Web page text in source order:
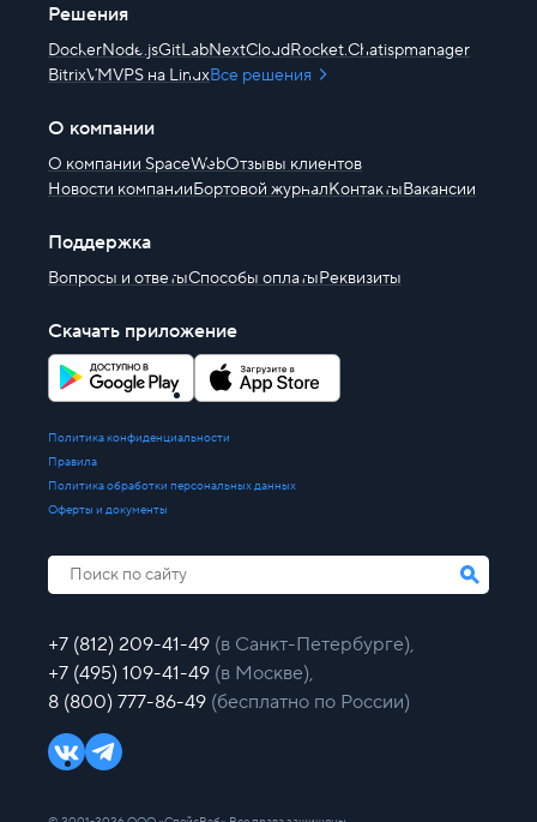
Решения
DockerNode.jsGitLabNextCloudRocket.Chatispmanager
BitrixVMVPS на LinuxВсе решения
О компании
О компании SpaceWebОтзывы клиентов
Новости компанииБортовой журналКонтактыВакансии
Поддержка
Вопросы и ответыСпособы оплатыРеквизиты
Скачать приложение
Политика конфиденциальности
Правила
Политика обработки персональных данных
Оферты и документы
+7 (812) 209-41-49 (в Санкт-Петербурге),
+7 (495) 109-41-49 (в Москве),
8 (800) 777-86-49 (бесплатно по России)